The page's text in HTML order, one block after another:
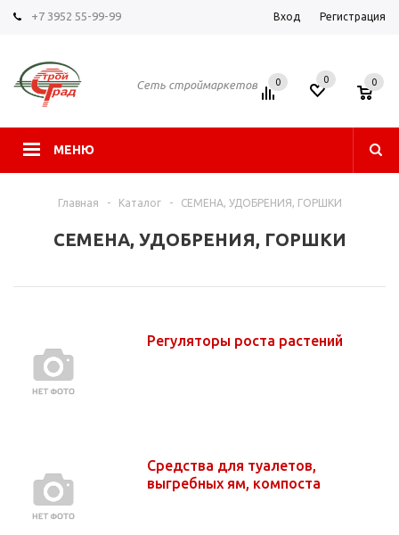
+7 3952 55-99-99 Вход Регистрация
Сеть строймаркетов
МЕНЮ
0 0 0
Главная - Каталог - СЕМЕНА, УДОБРЕНИЯ, ГОРШКИ
СЕМЕНА, УДОБРЕНИЯ, ГОРШКИ
Регуляторы роста растений
Средства для туалетов,
выгребных ям, компоста